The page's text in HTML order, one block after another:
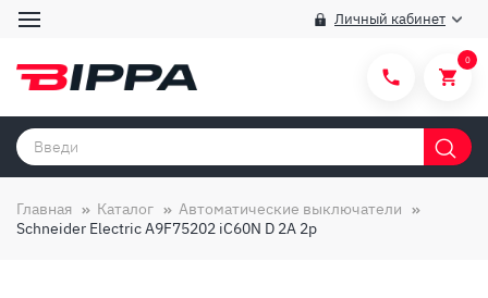
Личный кабинет
Категории товаров
Способы покупки
0
Главная Каталог
Автоматические выключатели
Schneider Electric A9F75202 iC60N D 2A 2p